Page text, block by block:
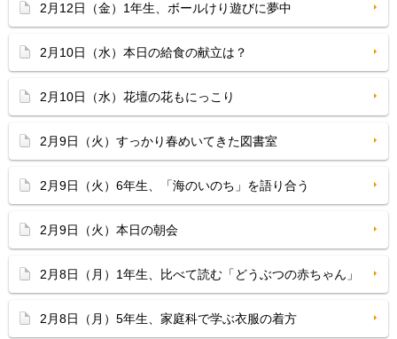
2月12日（金）1年生、ボールけり遊びに夢中
2月10日（水）本日の給食の献立は？
2月10日（水）花壇の花もにっこり
2月9日（火）すっかり春めいてきた図書室
2月9日（火）6年生、「海のいのち」を語り合う
2月9日（火）本日の朝会
2月8日（月）1年生、比べて読む「どうぶつの赤ちゃん」
2月8日（月）5年生、家庭科で学ぶ衣服の着方